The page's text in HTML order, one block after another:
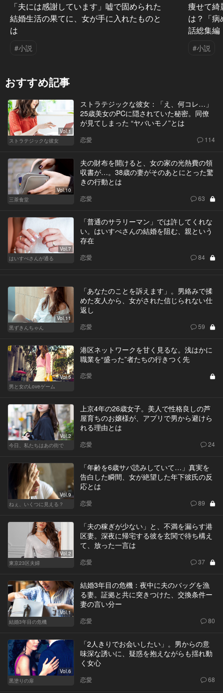
「夫には感謝しています」嘘で固められた
結婚生活の果てに、女が手に入れたものと
は
#小説
痩せて綺
は？「
話総集編
#小説
おすすめ記事
Vol.1
ストラテジックな彼女
ストラテジックな彼女：「え、何コレ…」
25歳美女のPCに隠されていた秘密。同僚
が見てしまった “ヤバいモノ”とは
恋愛 114
Vol.10
三茶食堂
夫の財布を開けると、女の家の光熱費の領
収書が…。38歳の妻がそのあとにとった驚
きの行動とは
恋愛 63
Vol.7
はいすぺさんが通る
「普通のサラリーマン」では許してくれな
い。はいすぺさんの結婚を阻む、親という
存在
恋愛 84
Vol.11
黒ずきんちゃん
「あなたのことを訴えます」。男絡みで揉
めた友人から、女がされた信じられない仕
返し
恋愛 59
Vol.5
男と女のLoveゲーム
港区ネットワークを甘く見るな。浅はかに
職業を“盛った”者たちの行きつく先
恋愛
Vol.2
今日、私たちはあの街で
上京4年の26歳女子。美人で性格良しの芦
屋育ちのお嬢様が、アプリで男から避けら
れる理由とは
恋愛 24
Vol.9
ねぇ、いくつに見える？
「年齢を6歳サバ読みしていて…」真実を
告白した瞬間、女が絶望した年下彼氏の反
応とは
恋愛 89
Vol.2
東京23区夫婦
「夫の稼ぎが少ない」と、不満を漏らす港
区妻。深夜に帰宅する彼を玄関で待ち構え
て、放った一言は
恋愛 37
Vol.1
結婚3年目の危機
結婚3年目の危機：夜中に夫のバッグを漁
る妻。証拠と共に突きつけた、交換条件ー
妻の言い分ー
恋愛 80
Vol.6
黒塗りの扉
「2人きりでお会いしたい」。男からの意
味深な誘いに、疑惑を抱えながらも揺れ動
く女心
恋愛 68